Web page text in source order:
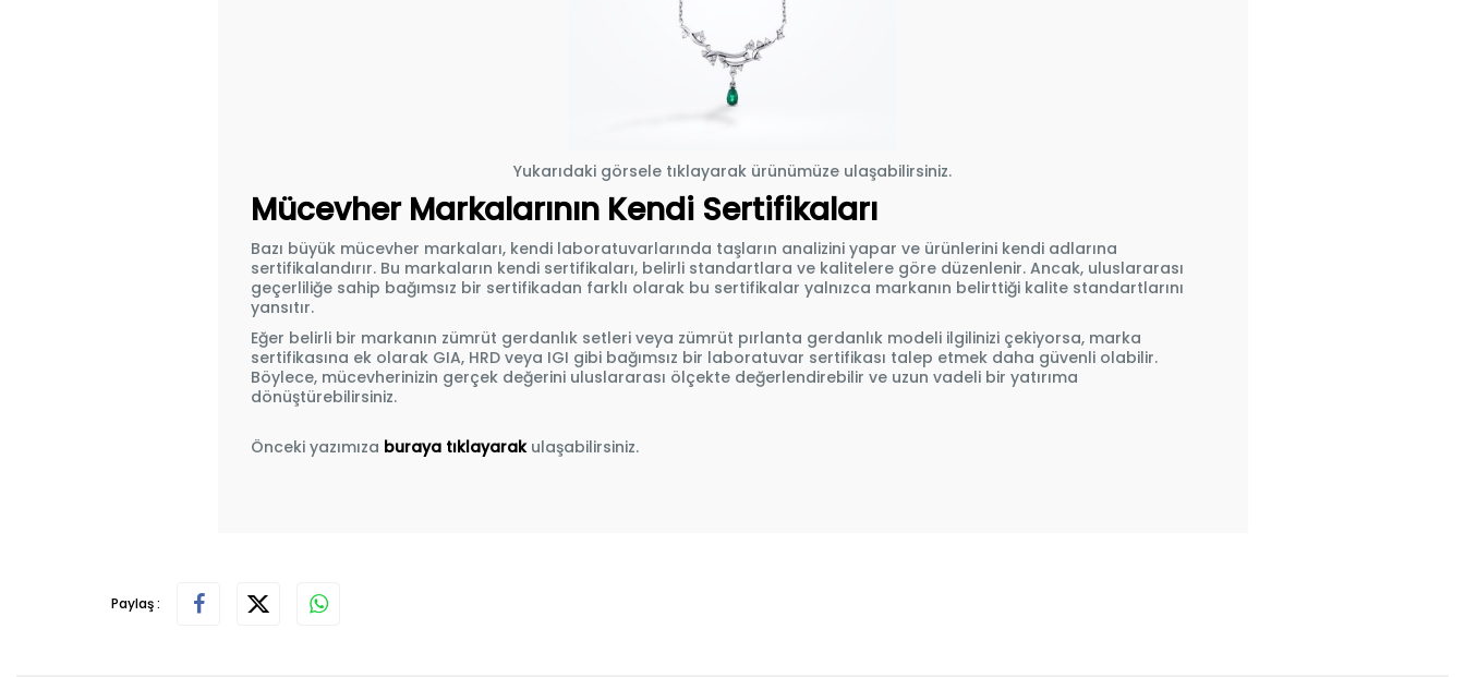
Yukarıdaki görsele tıklayarak ürünümüze ulaşabilirsiniz.
Mücevher Markalarının Kendi Sertifikaları
Bazı büyük mücevher markaları, kendi laboratuvarlarında taşların analizini yapar ve ürünlerini kendi adlarına
sertifikalandırır. Bu markaların kendi sertifikaları, belirli standartlara ve kalitelere göre düzenlenir. Ancak, uluslararası
geçerliliğe sahip bağımsız bir sertifikadan farklı olarak bu sertifikalar yalnızca markanın belirttiği kalite standartlarını
yansıtır.
Eğer belirli bir markanın zümrüt gerdanlık setleri veya zümrüt pırlanta gerdanlıkmodeli ilgilinizi çekiyorsa, marka
sertifikasına ek olarak GIA, HRD veya IGI gibi bağımsız bir laboratuvar sertifikası talep etmek daha güvenli olabilir.
Böylece, mücevherinizin gerçek değerini uluslararası ölçekte değerlendirebilir ve uzun vadeli bir yatırıma
dönüştürebilirsiniz.
Önceki yazımıza buraya tıklayarakulaşabilirsiniz.
Paylaş :